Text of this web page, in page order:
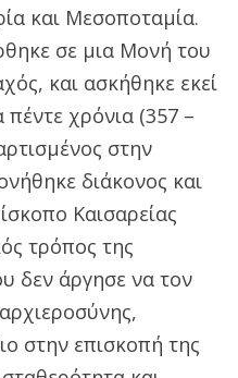
και Μεσοποταμία.
σε μια Μονή του
και ασκήθηκε εκεί
χρόνια (357 –
στην
διάκονος και
Καισαρείας
τρόπος της
δεν άργησε να τον
στην επισκοπή της